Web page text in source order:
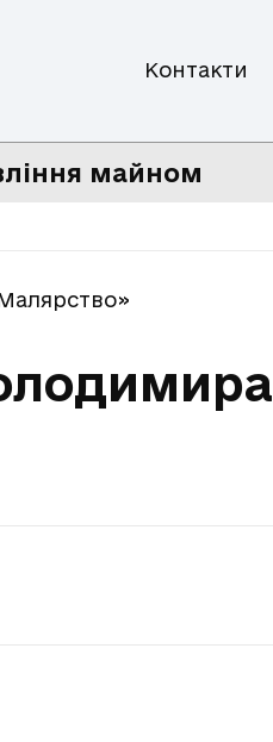
Контакти
майном